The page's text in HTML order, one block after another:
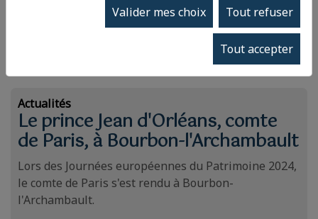
Participez au projet de restauration de l'Obélisque
de Madame Adélaïde.
Actualités
Le prince Jean d'Orléans, comte
de Paris, à Bourbon-l'Archambault
Lors des Journées européennes du Patrimoine 2024,
le comte de Paris s'est rendu à Bourbon-
l'Archambault.
Valider mes choix Tout refuser
Tout accepter